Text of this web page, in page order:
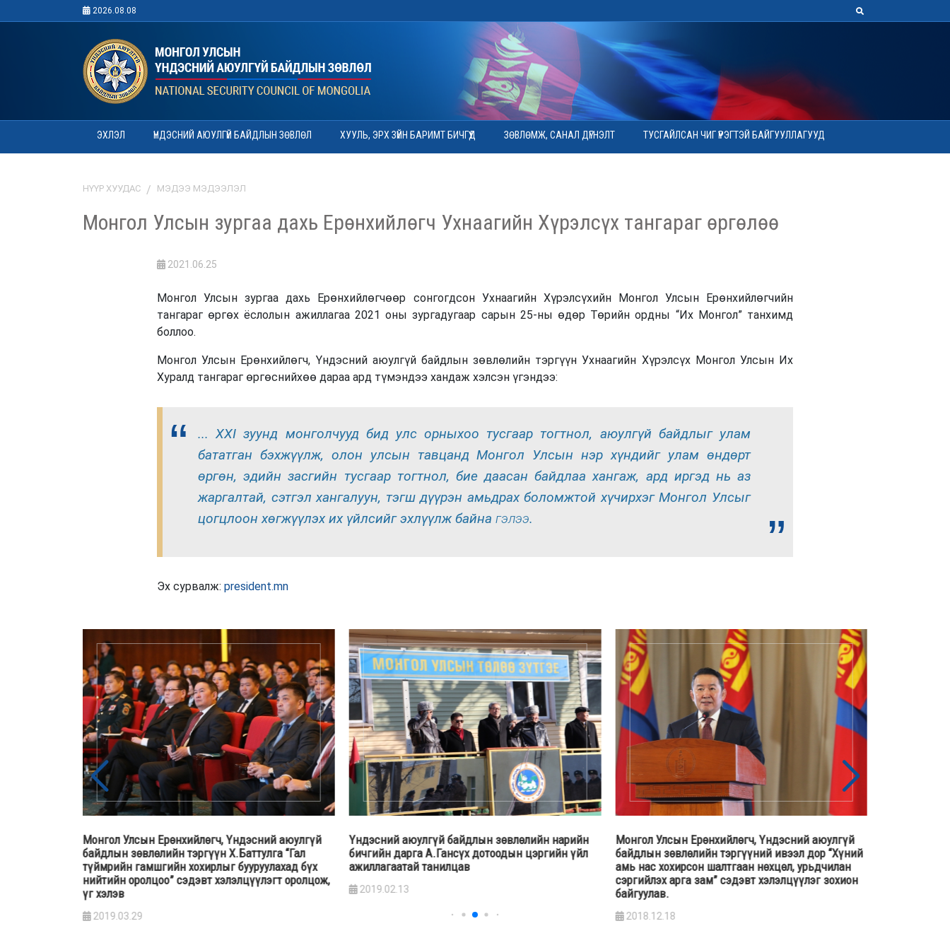
2026.08.08
ЭХЛЭЛ ҮНДЭСНИЙ АЮУЛГҮЙ БАЙДЛЫН ЗӨВЛӨЛ ХУУЛЬ, ЭРХ ЗҮЙН БАРИМТ БИЧГҮҮД ЗӨВЛӨМЖ, САНАЛ ДҮГНЭЛТ ТУСГАЙЛСАН ЧИГ ҮҮРЭГТЭЙ БАЙГУУЛЛАГУУД
НҮҮР ХУУДАС МЭДЭЭ МЭДЭЭЛЭЛ
Монгол Улсын зургаа дахь Ерөнхийлөгч Ухнаагийн Хүрэлсүх тангараг өргөлөө
2021.06.25
Монгол Улсын зургаа дахь Ерөнхийлөгчөөр сонгогдсон Ухнаагийн Хүрэлсүхийн Монгол Улсын Ерөнхийлөгчийн
тангараг өргөх ёслолын ажиллагаа 2021 оны зургадугаар сарын 25-ны өдөр Төрийн ордны “Их Монгол” танхимд
боллоо.
Монгол Улсын Ерөнхийлөгч, Үндэсний аюулгүй байдлын зөвлөлийн тэргүүн Ухнаагийн Хүрэлсүх Монгол Улсын Их
Хуралд тангараг өргөснийхөө дараа ард түмэндээ хандаж хэлсэн үгэндээ:
... XXI зуунд монголчууд бид улс орныхоо тусгаар тогтнол, аюулгүй байдлыг улам
бататган бэхжүүлж, олон улсын тавцанд Монгол Улсын нэр хүндийг улам өндөрт
өргөн, эдийн засгийн тусгаар тогтнол, бие даасан байдлаа хангаж, ард иргэд нь аз
жаргалтай, сэтгэл хангалуун, тэгш дүүрэн амьдрах боломжтой хүчирхэг Монгол Улсыг
цогцлоон хөгжүүлэх их үйлсийг эхлүүлж байна гэлээ.
Эх сурвалж: president.mn
Монгол Улсын Ерөнхийлөгч, Үндэсний аюулгүй
байдлын зөвлөлийн тэргүүн Х.Баттулга “Гал
түймрийн гамшгийн хохирлыг бууруулахад бүх
нийтийн оролцоо” сэдэвт хэлэлцүүлэгт оролцож,
үг хэлэв
2019.03.29
Үндэсний аюулгүй байдлын зөвлөлийн нарийн
бичгийн дарга А.Гансүх дотоодын цэргийн үйл
ажиллагаатай танилцав
2019.02.13
Монгол Улсын Ерөнхийлөгч, Үндэсний аюулгүй
байдлын зөвлөлийн тэргүүний ивээл дор “Хүний
амь нас хохирсон шалтгаан нөхцөл, урьдчилан
сэргийлэх арга зам” сэдэвт хэлэлцүүлэг зохион
байгуулав.
2018.12.18